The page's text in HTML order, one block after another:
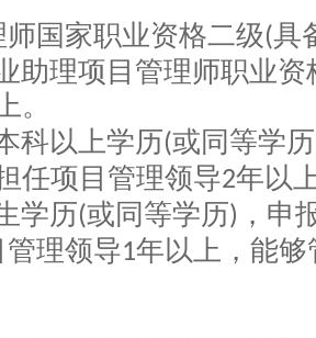
国家职业资格二级(具
助理项目管理师职业
。
科以上学历(或同等学历
任项目管理领导2年以
学历(或同等学历) ，申
理领导1年以上，能